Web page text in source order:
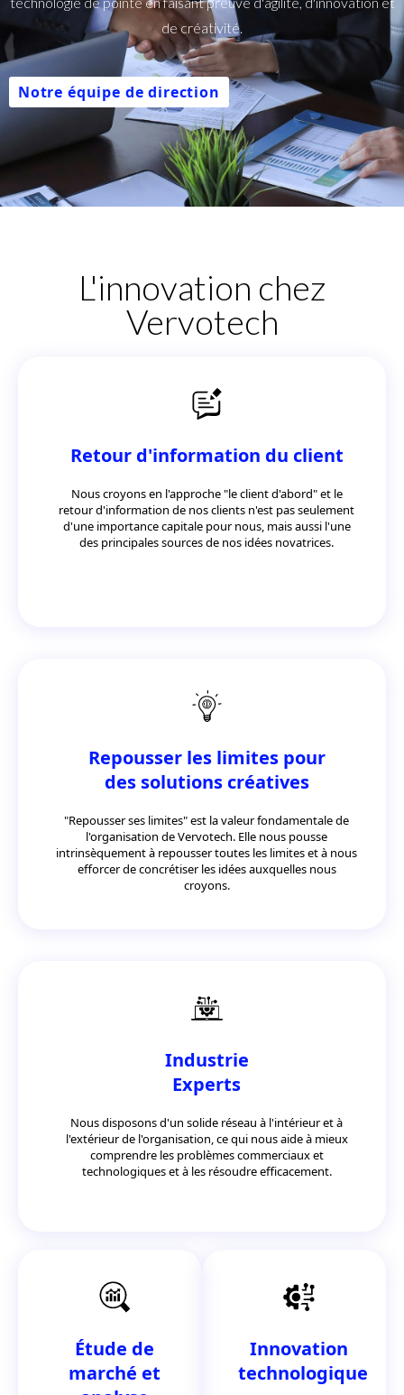
de créativité.
Notre équipe de direction
L'innovation chez
Vervotech
Retour d'information du client
Nous croyons en l'approche "le client d'abord" et le
retour d'information de nos clients n'est pas seulement
d'une importance capitale pour nous, mais aussi l'une
des principales sources de nos idées novatrices.
Repousser les limites pour
des solutions créatives
"Repousser ses limites" est la valeur fondamentale de
l'organisation de Vervotech. Elle nous pousse
intrinsèquement à repousser toutes les limites et à nous
efforcer de concrétiser les idées auxquelles nous
croyons.
Industrie
Experts
Nous disposons d'un solide réseau à l'intérieur et à
l'extérieur de l'organisation, ce qui nous aide à mieux
comprendre les problèmes commerciaux et
technologiques et à les résoudre efficacement.
Étude de
marché et
Innovation
technologique
Entreprise
Tarification
Soutien